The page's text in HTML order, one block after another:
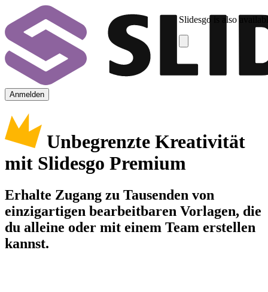
Slidesgo is also
Anmelden
Unbegrenzte Kreativität
mit Slidesgo Premium
Erhalte Zugang zu Tausenden von
einzigartigen bearbeitbaren Vorlagen, die
du alleine oder mit einem Team erstellen
kannst.